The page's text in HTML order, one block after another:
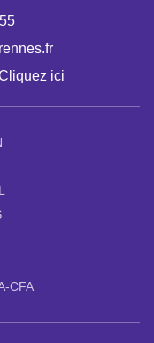
ici
CFA